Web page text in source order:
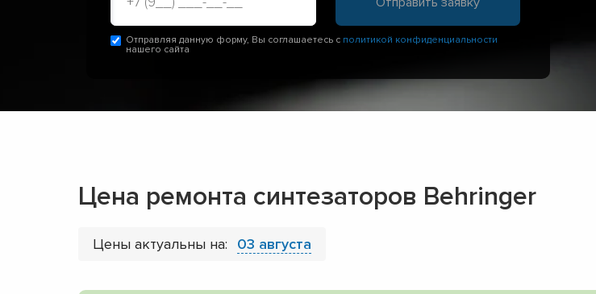
Отправляя данную форму, Вы соглашаетесь с политикой конфиденциальности
нашего сайта
Цена ремонта синтезаторов Behringer
Цены актуальны на: 03 августа